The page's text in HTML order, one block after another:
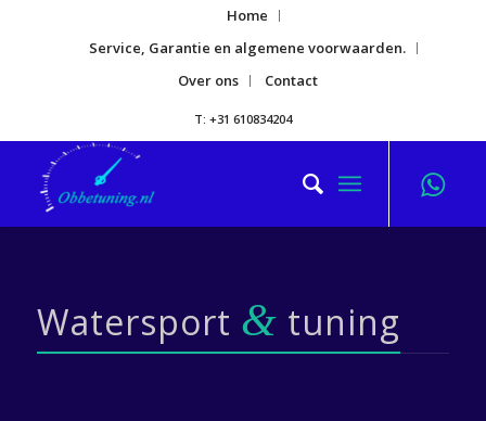
Home
Service, Garantie en algemene voorwaarden.
Over ons
Contact
T: +31 610834204
Watersport & tuning